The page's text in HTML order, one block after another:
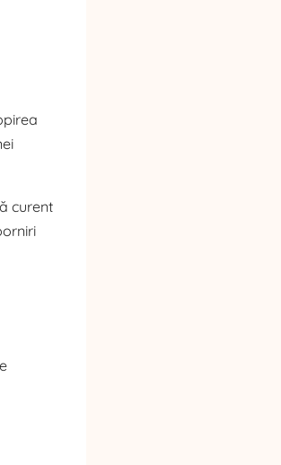
curent